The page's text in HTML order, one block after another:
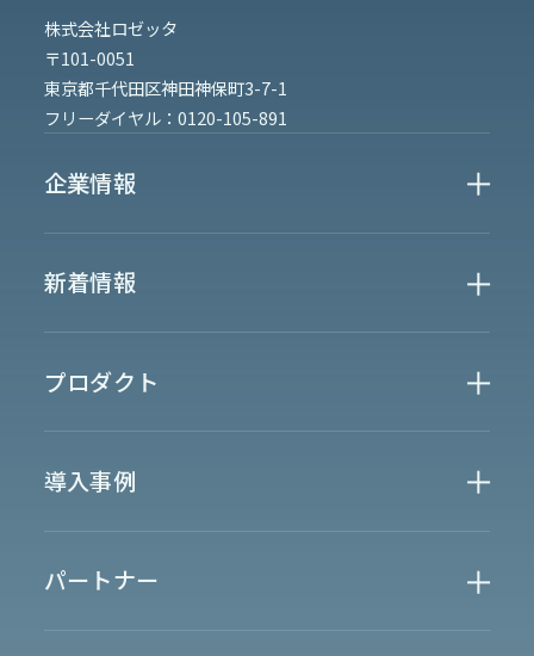
株式会社ロゼッタ
〒101-0051
東京都千代田区神田神保町3-7-1
フリーダイヤル：0120-105-891
企業情報
会社概要
新着情報
お知らせ
適時開示
プロダクト
製薬業界
官公庁
研究機関
導入事例
半導体業界
金融・保険業界
パートナー